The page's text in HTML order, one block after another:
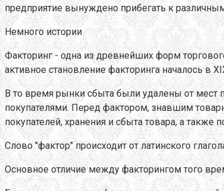
предприятие вынуждено прибегать к
Немного истории
Факторинг - одна из древнейших форм
активное становление факторинга началось в
В то время рынки сбыта были удалены от мест
покупателями. Перед фактором, знавшим
покупателей, хранения и сбыта товара, а
Слово "фактор" происходит от латинского
Основное отличие между факторингом того